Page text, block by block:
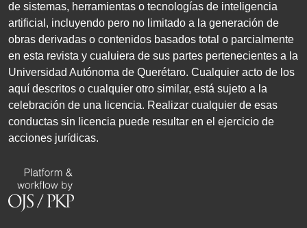
de sistemas, herramientas o tecnologías de inteligencia
artificial, incluyendo pero no limitado a la generación de
obras derivadas o contenidos basados total o parcialmente
en esta revista y cualuiera de sus partes pertenecientes a la
Universidad Autónoma de Querétaro. Cualquier acto de los
aquí descritos o cualquier otro similar, está sujeto a la
celebración de una licencia. Realizar cualquier de esas
conductas sin licencia puede resultar en el ejercicio de
acciones jurídicas.